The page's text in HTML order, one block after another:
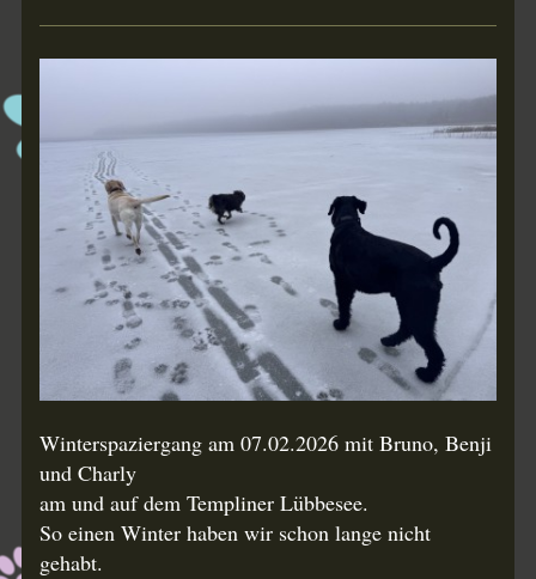
Winterspaziergang am 07.02.2026 mit Bruno, Benji
und Charly
am und auf dem Templiner Lübbesee.
So einen Winter haben wir schon lange nicht
gehabt.